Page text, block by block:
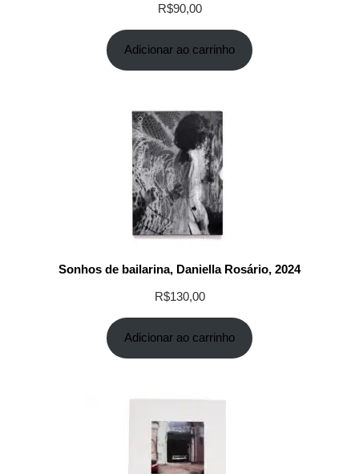
R$90,00
Adicionar ao carrinho
Sonhos de bailarina, Daniella Rosário, 2024
R$130,00
Adicionar ao carrinho